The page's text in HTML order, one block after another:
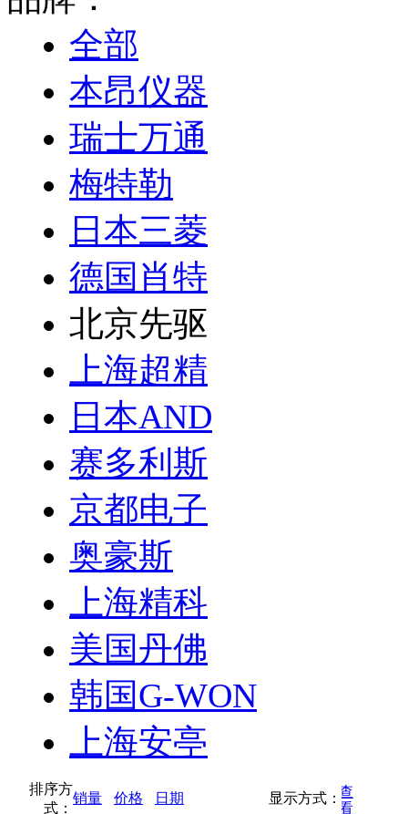
全部
本昂仪器
瑞士万通
梅特勒
日本三菱
德国肖特
北京先驱
上海超精
日本AND
赛多利斯
京都电子
奥豪斯
上海精科
美国丹佛
韩国G-WON
上海安亭
排序方
式：
销量 价格 日期 显示方式：
按缩略图方式查
看
按列表方式查看